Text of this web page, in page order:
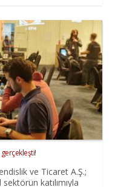
ve Ticaret A.Ş.;
katılımıyla